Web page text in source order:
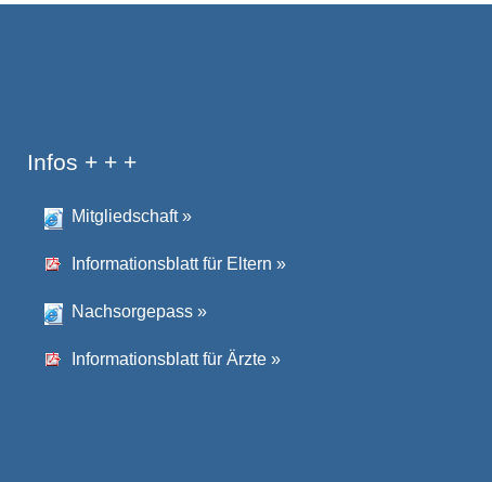
Infos + + +
Mitgliedschaft»
Informationsblatt für Eltern »
Nachsorgepass»
Informationsblatt für Ärzte»